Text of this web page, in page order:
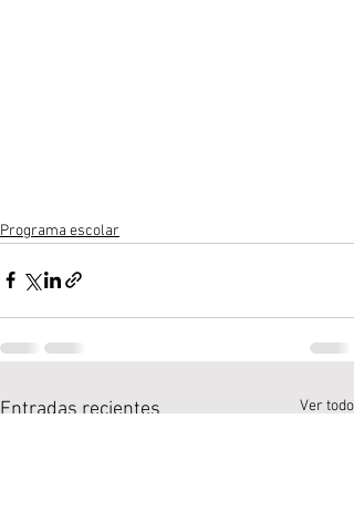
Programa escolar
Entradas recientes Ver todo